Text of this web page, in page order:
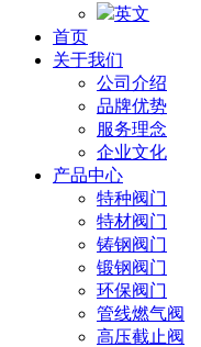
英文
首页
关于我们
公司介绍
品牌优势
服务理念
企业文化
产品中心
特种阀门
特材阀门
铸钢阀门
锻钢阀门
环保阀门
管线燃气阀
高压截止阀